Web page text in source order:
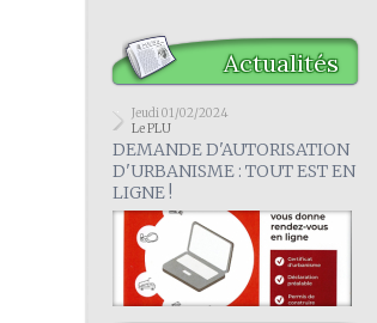
Actualités
Jeudi 01/02/2024
Le PLU
DEMANDE D'AUTORISATION
D'URBANISME : TOUT EST EN
LIGNE !